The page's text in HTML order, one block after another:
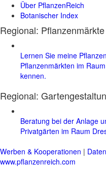
Über PflanzenReich
Botanischer Index
Regional: Pflanzenmärkte
Lernen Sie meine
Pflanzenmärkten im
kennen.
Regional:
Beratung bei der Anlage
Privatgärten im Raum
Werben & Kooperationen |
www.pflanzenreich.com